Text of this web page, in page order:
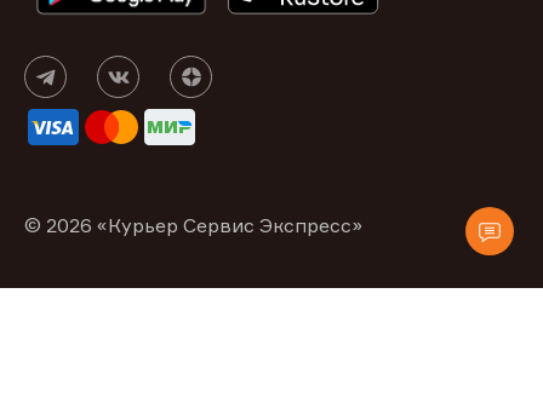
© 2026 «Курьер Сервис Экспресс»